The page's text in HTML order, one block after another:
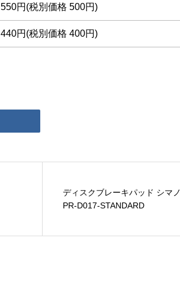
550円(税別価格 500円)
440円(税別価格 400円)
ディスクブレーキパッド シマノ
PR-D017-STANDARD